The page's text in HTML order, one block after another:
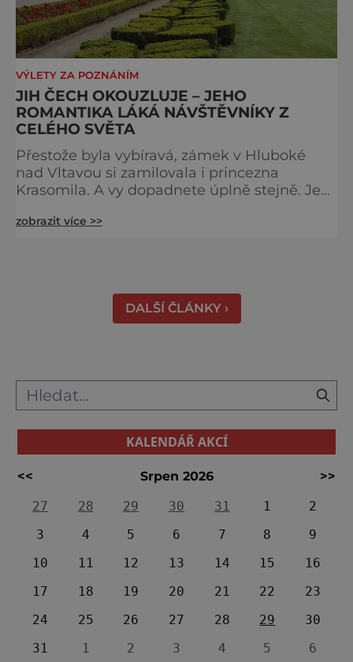
VÝLETY ZA POZNÁNÍM
JIH ČECH OKOUZLUJE – JEHO
ROMANTIKA LÁKÁ NÁVŠTĚVNÍKY Z
CELÉHO SVĚTA
Přestože byla vybíravá, zámek v Hluboké
nad Vltavou si zamilovala i princezna
Krasomila. A vy dopadnete úplně stejně. Je
jako nazdobený bílý dort na svatební tabuli.
zobrazit více >>
DALŠÍ ČLÁNKY ›
KALENDÁŘ AKCÍ
<< Srpen 2026
>>
27
28 29 30 31 1
2
3
4 5 6 7 8
9
10
11 12 13 14 15
16
17
18 19 20 21 22
23
24
25 26 27 28 29
30
31
1 2 3 4 5 6